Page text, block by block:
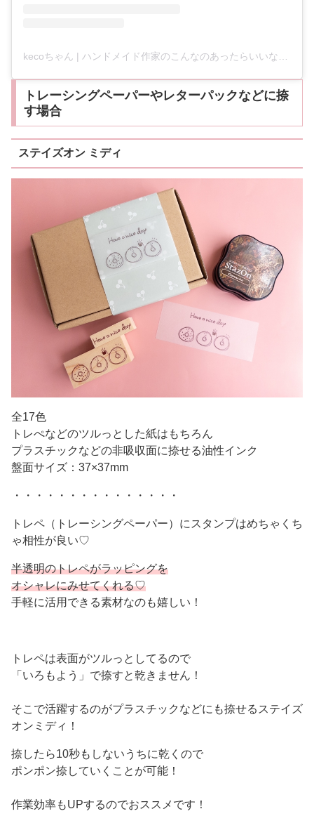
トレーシングペーパーやレターパックなどに捺
す場合
ステイズオン ミディ
全17色
トレぺなどのツルっとした紙はもちろん
プラスチックなどの非吸収面に捺せる油性インク
盤面サイズ：37×37mm
・・・・・・・・・・・・・・・
トレペ（トレーシングペーパー）にスタンプはめちゃくち
ゃ相性が良い♡
半透明のトレペがラッピングを
オシャレにみせてくれる♡
手軽に活用できる素材なのも嬉しい！
トレペは表面がツルっとしてるので
「いろもよう」で捺すと乾きません！
そこで活躍するのがプラスチックなどにも捺せるステイズ
オンミディ！
捺したら10秒もしないうちに乾くので
ポンポン捺していくことが可能！
作業効率もUPするのでおススメです！